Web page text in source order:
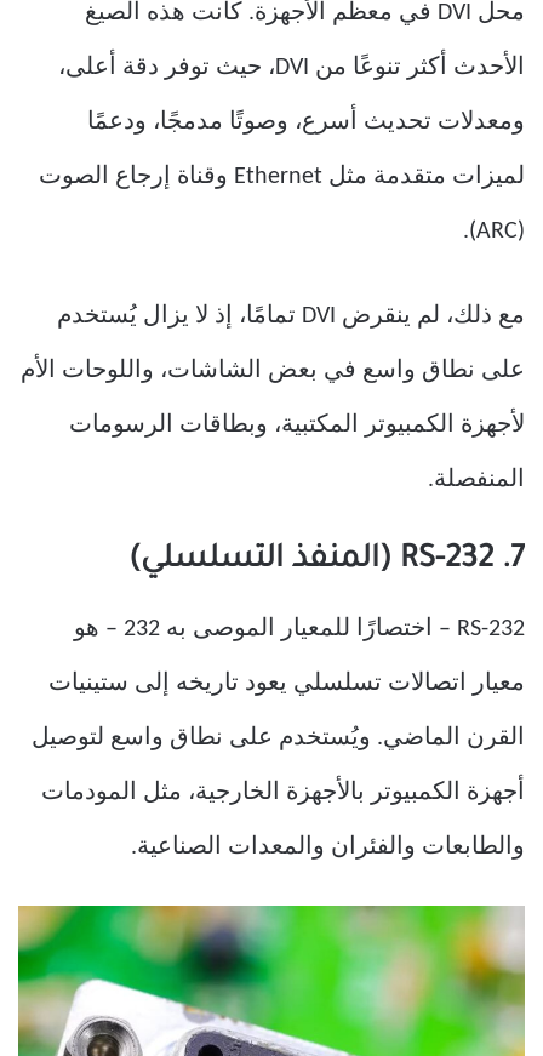
محل DVI في معظم الأجهزة. كانت هذه الصيغ
الأحدث أكثر تنوعًا من DVI، حيث توفر دقة أعلى،
ومعدلات تحديث أسرع، وصوتًا مدمجًا، ودعمًا
لميزات متقدمة مثل Ethernet وقناة إرجاع الصوت
(ARC).
مع ذلك، لم ينقرض DVI تمامًا، إذ لا يزال يُستخدم
على نطاق واسع في بعض الشاشات، واللوحات الأم
لأجهزة الكمبيوتر المكتبية، وبطاقات الرسومات
المنفصلة.
7. RS-232 (المنفذ التسلسلي)
RS-232 – اختصارًا للمعيار الموصى به 232 – هو
معيار اتصالات تسلسلي يعود تاريخه إلى ستينيات
القرن الماضي. ويُستخدم على نطاق واسع لتوصيل
أجهزة الكمبيوتر بالأجهزة الخارجية، مثل المودمات
والطابعات والفئران والمعدات الصناعية.